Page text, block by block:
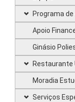
Programa
Apoio
Ginásio
Restaurante
Moradia
Serviços